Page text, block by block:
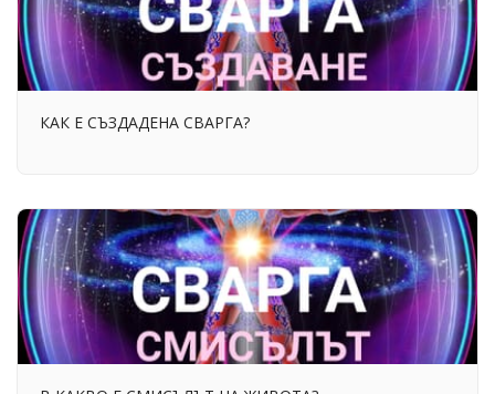
КАК Е СЪЗДАДЕНА СВАРГА?